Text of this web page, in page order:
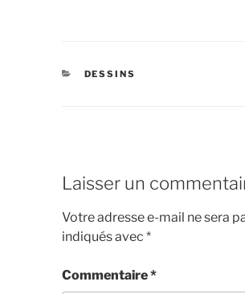
CATÉGORIES
DESSINS
Laisser un
Votre adresse e-mail ne sera
indiqués avec *
Commentaire*